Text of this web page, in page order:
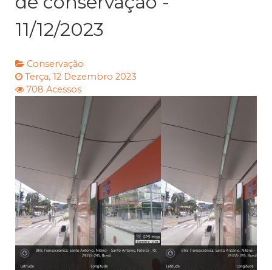
11/12/2023
Conservação
Terça, 12 Dezembro 2023
708 Acessos